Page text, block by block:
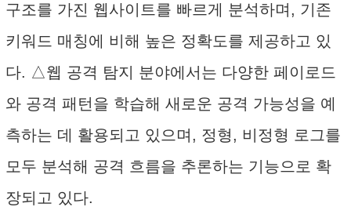
구조를 가진 웹사이트를 빠르게 분석하며, 기존
키워드 매칭에 비해 높은 정확도를 제공하고 있
다. △웹 공격 탐지 분야에서는 다양한 페이로드
와 공격 패턴을 학습해 새로운 공격 가능성을 예
측하는 데 활용되고 있으며, 정형, 비정형 로그를
모두 분석해 공격 흐름을 추론하는 기능으로 확
장되고 있다.